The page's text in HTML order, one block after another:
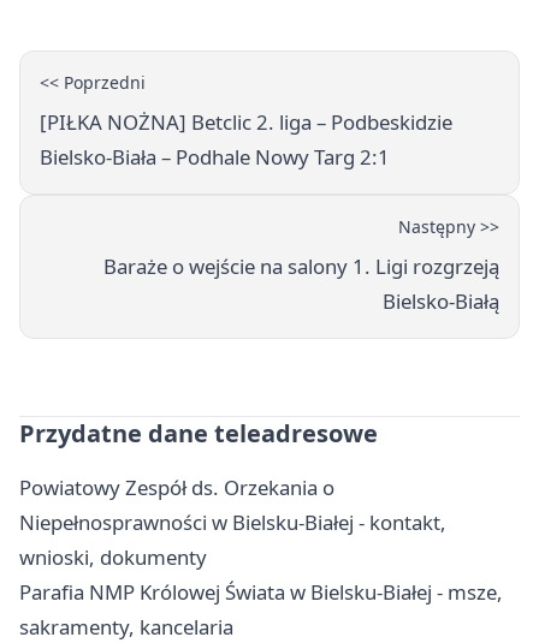
<< Poprzedni
[PIŁKA NOŻNA] Betclic 2. liga – Podbeskidzie
Bielsko-Biała – Podhale Nowy Targ 2:1
Następny >>
Baraże o wejście na salony 1. Ligi rozgrzeją
Bielsko-Białą
Przydatne dane teleadresowe
Powiatowy Zespół ds. Orzekania o
Niepełnosprawności w Bielsku-Białej - kontakt,
wnioski, dokumenty
Parafia NMP Królowej Świata w Bielsku-Białej - msze,
sakramenty, kancelaria